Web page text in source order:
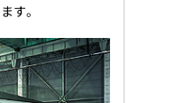
す。